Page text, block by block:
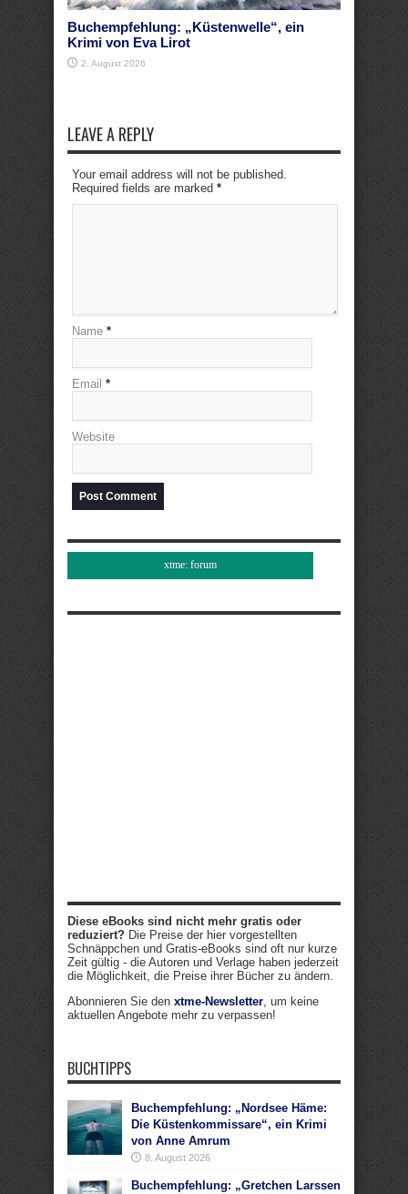
Buchempfehlung: „Küstenwelle“, ein
Krimi von Eva Lirot
2. August 2026
LEAVE A REPLY
Your email address will not be published.
Required fields are marked *
Name *
Email *
Website
xtme: forum
Diese eBooks sind nicht mehr gratis oder
reduziert? Die Preise der hier vorgestellten
Schnäppchen und Gratis-eBooks sind oft nur kurze
Zeit gültig - die Autoren und Verlage haben jederzeit
die Möglichkeit, die Preise ihrer Bücher zu ändern.
Abonnieren Sie den xtme-Newsletter, um keine
aktuellen Angebote mehr zu verpassen!
BUCHTIPPS
Buchempfehlung: „Nordsee Häme:
Die Küstenkommissare“, ein Krimi
von Anne Amrum
8. August 2026
Buchempfehlung: „Gretchen Larssen